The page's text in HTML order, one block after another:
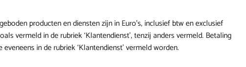
producten en diensten zijn in Euro's, inclusief btw en exclusief
vermeld in de rubriek ‘Klantendienst’, tenzij anders vermeld. Betaling
in de rubriek ‘Klantendienst’ vermeld worden.